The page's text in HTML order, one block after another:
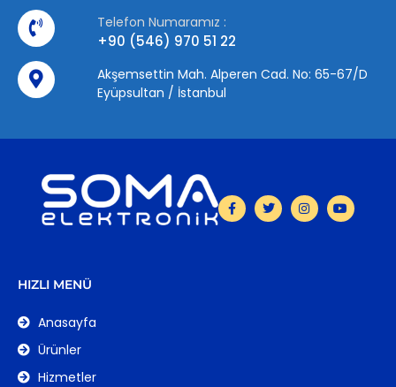
Telefon Numaramız :
+90 (546) 970 51 22
Akşemsettin Mah. Alperen Cad. No: 65-67/D
Eyüpsultan / İstanbul
HIZLI MENÜ
Anasayfa
Ürünler
Hizmetler